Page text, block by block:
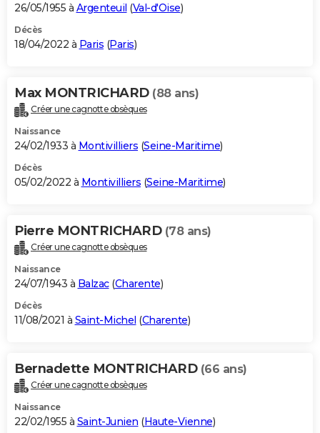
26/05/1955 à Argenteuil (Val-d'Oise)
Décès
18/04/2022 à Paris (Paris)
Max MONTRICHARD (88 ans)
Créer une cagnotte obsèques
Naissance
24/02/1933 à Montivilliers (Seine-Maritime)
Décès
05/02/2022 à Montivilliers (Seine-Maritime)
Pierre MONTRICHARD (78 ans)
Créer une cagnotte obsèques
Naissance
24/07/1943 à Balzac(Charente)
Décès
11/08/2021 à Saint-Michel (Charente)
Bernadette MONTRICHARD (66 ans)
Créer une cagnotte obsèques
Naissance
22/02/1955 à Saint-Junien (Haute-Vienne)